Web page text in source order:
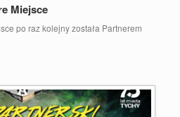
Miejsce
po raz kolejny została Partnerem